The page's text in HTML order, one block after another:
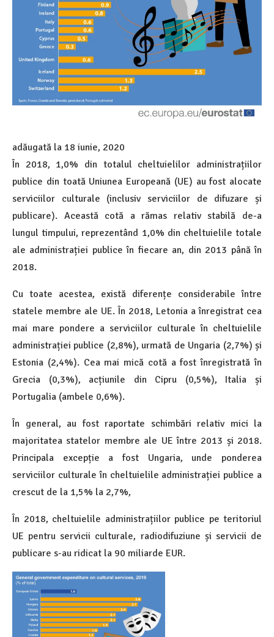
adăugată la 18 iunie, 2020
În 2018, 1,0% din totalul cheltuielilor administrațiilor
publice din toată Uniunea Europeană (UE) au fost alocate
serviciilor culturale (inclusiv serviciilor de difuzare și
publicare). Această cotă a rămas relativ stabilă de-a
lungul timpului, reprezentând 1,0% din cheltuielile totale
ale administrației publice în fiecare an, din 2013 până în
2018.
Cu toate acestea, există diferențe considerabile între
statele membre ale UE. În 2018, Letonia a înregistrat cea
mai mare pondere a serviciilor culturale în cheltuielile
administrației publice (2,8%), urmată de Ungaria (2,7%) și
Estonia (2,4%). Cea mai mică cotă a fost înregistrată în
Grecia (0,3%), acțiunile din Cipru (0,5%), Italia și
Portugalia (ambele 0,6%).
În general, au fost raportate schimbări relativ mici la
majoritatea statelor membre ale UE între 2013 și 2018.
Principala excepție a fost Ungaria, unde ponderea
serviciilor culturale în cheltuielile administrației publice a
crescut de la 1,5% la 2,7%,
În 2018, cheltuielile administrațiilor publice pe teritoriul
UE pentru servicii culturale, radiodifuziune și servicii de
publicare s-au ridicat la 90 miliarde EUR.